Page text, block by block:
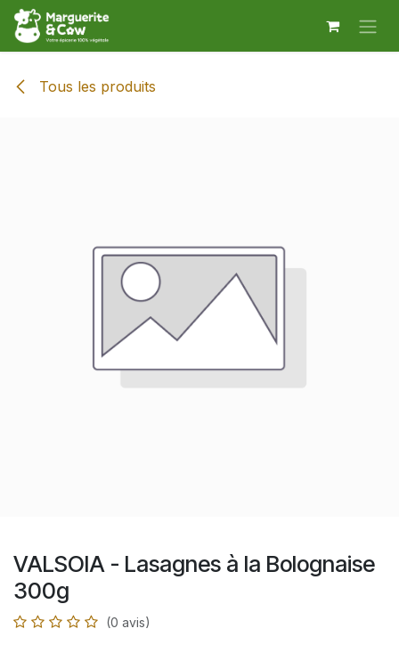
Se rendre au contenu
Tous les produits
VALSOIA - Lasagnes à la Bolognaise
300g
(0 avis)